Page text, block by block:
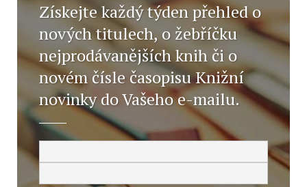
Získejte každý týden přehled o
nových titulech, o žebříčku
nejprodávanějších knih či o
novém čísle časopisu Knižní
novinky do Vašeho e-mailu.